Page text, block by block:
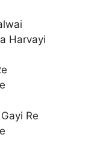
Harvayi
Re